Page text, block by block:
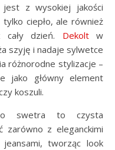
z wysokiej jakości
ciepło, ale również
cały dzień. Dekoltw
szyję i nadaje sylwetce
różnorodne stylizacje –
jako główny element
koszuli.
swetra to czysta
zarówno z eleganckimi
tworząc look